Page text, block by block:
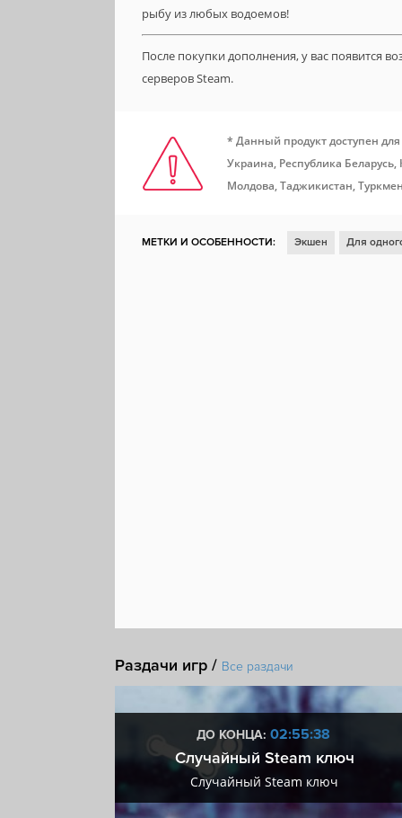
рыбу из любых водоемов!
После покупки дополнения, у вас появится
серверов Steam.
* Данный продукт доступен
Украина, Республика
Молдова, Таджикистан,
МЕТКИ И ОСОБЕННОСТИ: Экшен Для
Раздачи игр / Все раздачи
ДО КОНЦА: 02:55:37
Случайный Steam ключ
Случайный Steam ключ